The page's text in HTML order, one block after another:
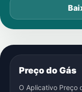
Preço do Gás
O Aplicativo Preço